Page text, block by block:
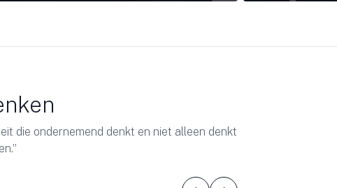
die ondernemend denkt en niet alleen denkt